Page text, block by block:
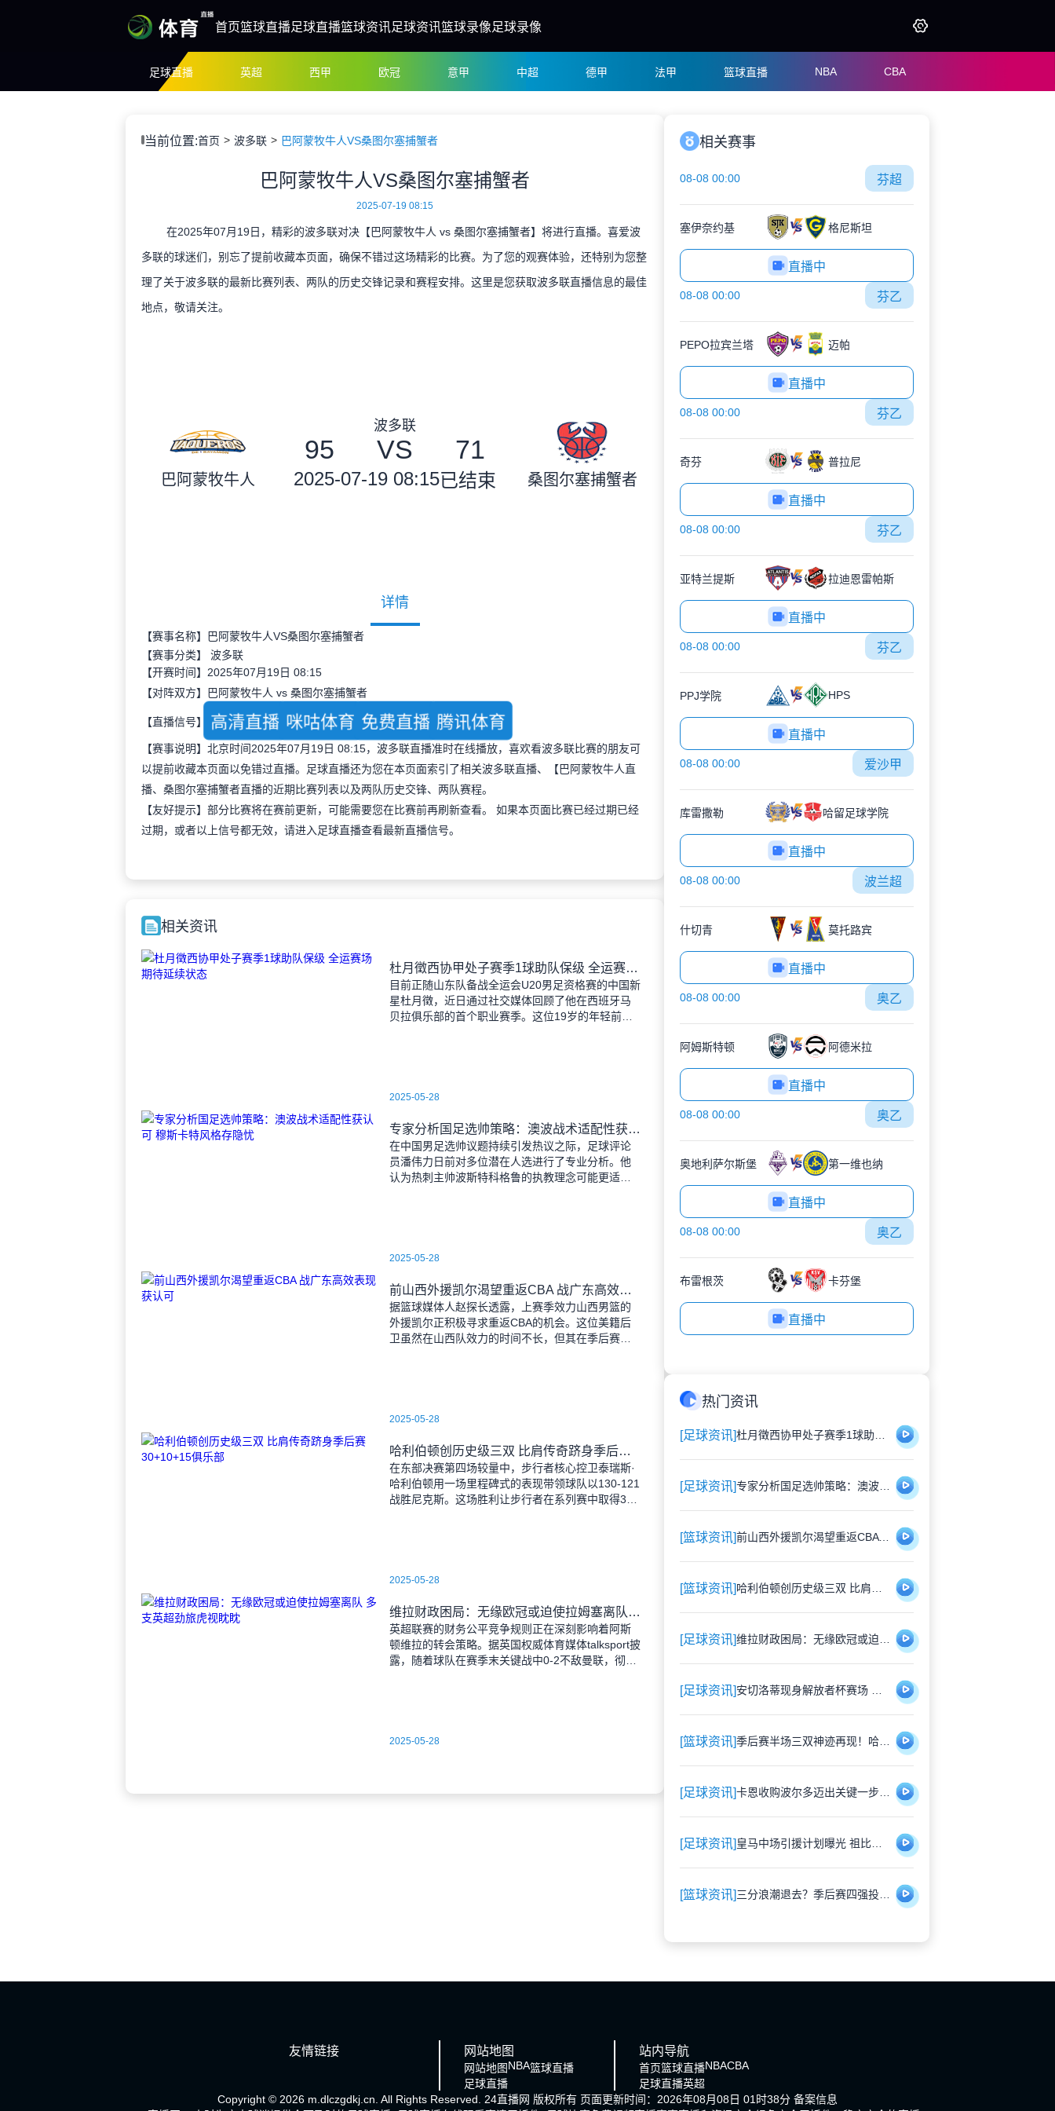
首页篮球直播足球直播篮球资讯足球资讯篮球录像足球录像
足球直播 英超 西甲 欧冠 意甲 中超 德甲 法甲 篮球直播 NBA CBA
当前位置:首页 波多联 巴阿蒙牧牛人VS桑图尔塞捕蟹者
巴阿蒙牧牛人VS桑图尔塞捕蟹者
2025-07-19 08:15
在2025年07月19日，精彩的波多联对决【巴阿蒙牧牛人 vs 桑图尔塞捕蟹者】将进行直播。喜爱波
多联的球迷们，别忘了提前收藏本页面，确保不错过这场精彩的比赛。为了您的观赛体验，还特别为您整
理了关于波多联的最新比赛列表、两队的历史交锋记录和赛程安排。这里是您获取波多联直播信息的最佳
地点，敬请关注。
巴阿蒙牧牛人
波多联
95 VS 71
2025-07-19 08:15已结束 桑图尔塞捕蟹者
详情
【赛事名称】巴阿蒙牧牛人VS桑图尔塞捕蟹者
【赛事分类】 波多联
【开赛时间】2025年07月19日 08:15
【对阵双方】巴阿蒙牧牛人 vs 桑图尔塞捕蟹者
【直播信号】 高清直播 咪咕体育 免费直播 腾讯体育
【赛事说明】北京时间2025年07月19日 08:15，波多联直播准时在线播放，喜欢看波多联比赛的朋友可
以提前收藏本页面以免错过直播。足球直播还为您在本页面索引了相关波多联直播、【巴阿蒙牧牛人直
播、桑图尔塞捕蟹者直播的近期比赛列表以及两队历史交锋、两队赛程。
【友好提示】部分比赛将在赛前更新，可能需要您在比赛前再刷新查看。 如果本页面比赛已经过期已经
过期，或者以上信号都无效，请进入足球直播查看最新直播信号。
相关资讯
杜月徵西协甲处子赛季1球助队保级 全运赛场期待延续状态
目前正随山东队备战全运会U20男足资格赛的中国新
星杜月徵，近日通过社交媒体回顾了他在西班牙马
贝拉俱乐部的首个职业赛季。这位19岁的年轻前锋
2025-05-28
专家分析国足选帅策略：澳波战术适配性获认可 穆斯卡特风格存隐忧
在中国男足选帅议题持续引发热议之际，足球评论
员潘伟力日前对多位潜在人选进行了专业分析。他
认为热刺主帅波斯特科格鲁的执教理念可能更适合
2025-05-28
前山西外援凯尔渴望重返CBA 战广东高效表现获认可
据篮球媒体人赵探长透露，上赛季效力山西男篮的
外援凯尔正积极寻求重返CBA的机会。这位美籍后
卫虽然在山西队效力的时间不长，但其在季后赛的
2025-05-28
哈利伯顿创历史级三双 比肩传奇跻身季后赛30+10+15俱乐部
在东部决赛第四场较量中，步行者核心控卫泰瑞斯·
哈利伯顿用一场里程碑式的表现带领球队以130-121
战胜尼克斯。这场胜利让步行者在系列赛中取得3-1
2025-05-28
维拉财政困局：无缘欧冠或迫使拉姆塞离队 多支英超劲旅虎视眈眈
英超联赛的财务公平竞争规则正在深刻影响着阿斯
顿维拉的转会策略。据英国权威体育媒体talksport披
露，随着球队在赛季末关键战中0-2不敌曼联，彻底
2025-05-28
相关赛事
08-08 00:00 芬超
塞伊奈约基 格尼斯坦
直播中
08-08 00:00 芬乙
PEPO拉宾兰塔 迈帕
直播中
08-08 00:00 芬乙
奇芬 普拉尼
直播中
08-08 00:00 芬乙
亚特兰提斯 拉迪恩雷帕斯
直播中
08-08 00:00 芬乙
PPJ学院 HPS
直播中
08-08 00:00 爱沙甲
库雷撒勒 哈留足球学院
直播中
08-08 00:00 波兰超
什切青 莫托路宾
直播中
08-08 00:00 奥乙
阿姆斯特顿 阿德米拉
直播中
08-08 00:00 奥乙
奥地利萨尔斯堡 第一维也纳
直播中
08-08 00:00 奥乙
布雷根茨 卡芬堡
直播中
热门资讯
[足球资讯]
[足球资讯]
[篮球资讯] 前山西外援凯尔渴望重返CBA 战广东高效表现获认可
[篮球资讯]
[足球资讯]
[足球资讯]
[篮球资讯]
[足球资讯]
[足球资讯]
[篮球资讯]
友情链接 网站地图
网站地图NBA篮球直播
足球直播
站内导航
首页篮球直播NBACBA
足球直播英超
Copyright © 2026 m.dlczgdkj.cn. All Rights Reserved. 24直播网 版权所有 页面更新时间：2026年08月08日 01时38分 备案信息